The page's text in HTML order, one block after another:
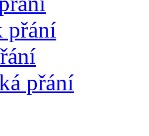
přání
přání